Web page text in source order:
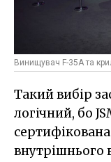
Винищувач F-35A та
Такий вибір
логічний, бо
внутрішнього